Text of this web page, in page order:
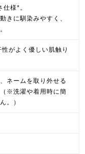
様*。
きに馴染みやすく、
がよく優しい肌触り
ネームを取り外せる
※洗濯や着用時に簡
。）